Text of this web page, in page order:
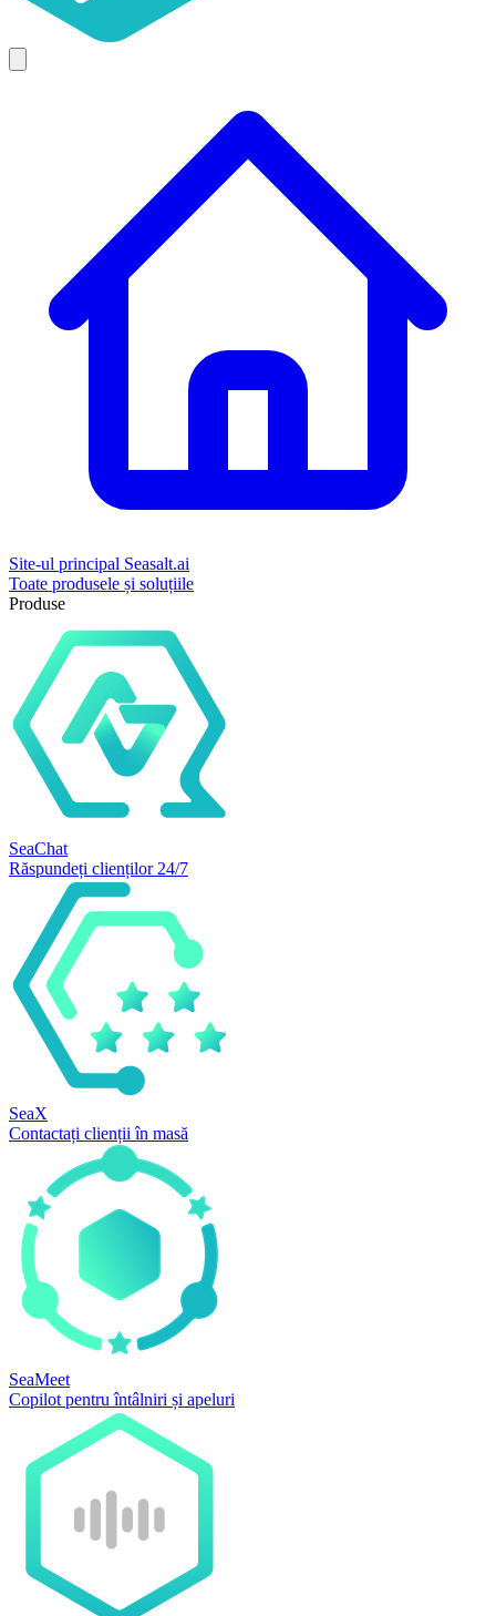
Site-ul principal Seasalt.ai
Toate produsele și soluțiile
Produse
SeaChat
Răspundeți clienților 24/7
SeaX
Contactați clienții în masă
SeaMeet
Copilot pentru întâlniri și apeluri